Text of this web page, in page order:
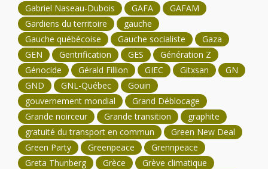
Gabriel Naseau-Dubois
GAFA
GAFAM
Gardiens du territoire
gauche
Gauche québécoise
Gauche socialiste
Gaza
GEN
Gentrification GES
Génération Z
Génocide
Gérald Fillion GIEC Gitxsan
GN
GND
GNL-Québec
Gouin
gouvernement mondial
Grand Déblocage
Grande noirceur
Grande transition
graphite
gratuité du transport en commun
Green New Deal
Green Party
Greenpeace
Grennpeace
Greta Thunberg
Grèce
Grève climatique